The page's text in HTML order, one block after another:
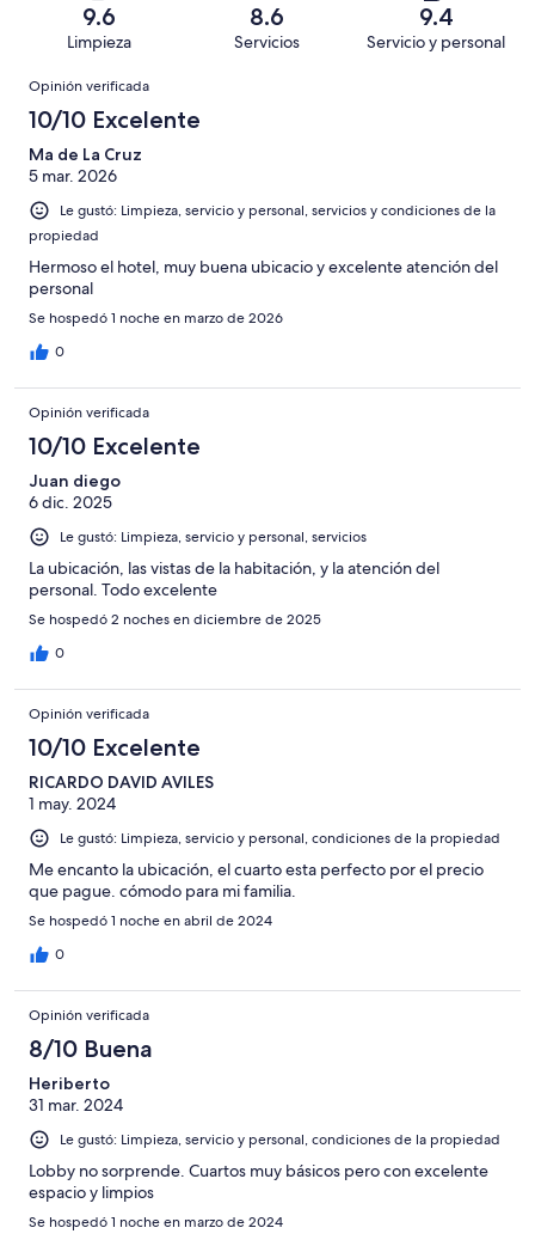
opiniones
opiniones
de
1009
opiniones
Basada
27
de
opiniones
Terrible.
Basada
de
1009
opiniones
9.6
Limpieza
8.6
Servicios
9.4
Servicio y personal
Opiniones
Opinión verificada
10/10 Excelente
Ma de La Cruz
5 mar. 2026
Le gustó: Limpieza, servicio y personal, servicios y condiciones de la
propiedad
Hermoso el hotel, muy buena ubicacio y excelente atención del
personal
Se hospedó 1 noche en marzo de 2026
0
Opinión verificada
10/10 Excelente
Juan diego
6 dic. 2025
Le gustó: Limpieza, servicio y personal, servicios
La ubicación, las vistas de la habitación, y la atención del
personal. Todo excelente
Se hospedó 2 noches en diciembre de 2025
0
Opinión verificada
10/10 Excelente
RICARDO DAVID AVILES
1 may. 2024
Le gustó: Limpieza, servicio y personal, condiciones de la propiedad
Me encanto la ubicación, el cuarto esta perfecto por el precio
que pague. cómodo para mi familia.
Se hospedó 1 noche en abril de 2024
0
Opinión verificada
8/10 Buena
Heriberto
31 mar. 2024
Le gustó: Limpieza, servicio y personal, condiciones de la propiedad
Lobby no sorprende. Cuartos muy básicos pero con excelente
espacio y limpios
Se hospedó 1 noche en marzo de 2024